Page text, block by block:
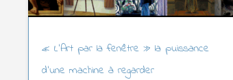
« L’Art par la fenêtre » la puissance
d’une machine à regarder